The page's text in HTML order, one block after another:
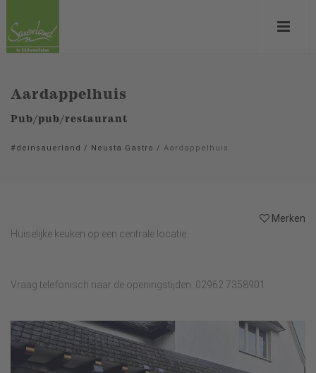
Aardappelhuis
Pub/pub/restaurant
#deinsauerland / Neusta Gastro / Aardappelhuis
Merken
Huiselijke keuken op een centrale locatie.
Vraag telefonisch naar de openingstijden: 02962 7358901